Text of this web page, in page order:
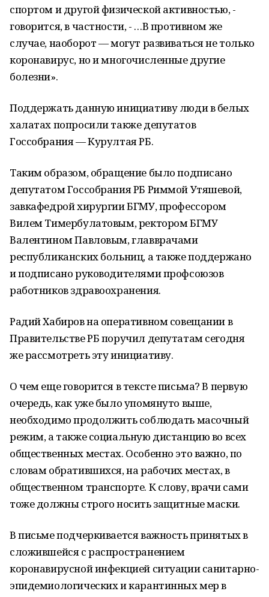
спортом и другой физической активностью, -
говорится, в частности, - …В противном же
случае, наоборот — могут развиваться не только
коронавирус, но и многочисленные другие
болезни».
Поддержать данную инициативу люди в белых
халатах попросили также депутатов
Госсобрания — Курултая РБ.
Таким образом, обращение было подписано
депутатом Госсобрания РБ Риммой Утяшевой,
завкафедрой хирургии БГМУ, профессором
Вилем Тимербулатовым, ректором БГМУ
Валентином Павловым, главврачами
республиканских больниц, а также поддержано
и подписано руководителями профсоюзов
работников здравоохранения.
Радий Хабиров на оперативном совещании в
Правительстве РБ поручил депутатам сегодня
же рассмотреть эту инициативу.
О чем еще говорится в тексте письма? В первую
очередь, как уже было упомянуто выше,
необходимо продолжить соблюдать масочный
режим, а также социальную дистанцию во всех
общественных местах. Особенно это важно, по
словам обратившихся, на рабочих местах, в
общественном транспорте. К слову, врачи сами
тоже должны строго носить защитные маски.
В письме подчеркивается важность принятых в
сложившейся с распространением
коронавирусной инфекцией ситуации санитарно-
эпидемиологических и карантинных мер в